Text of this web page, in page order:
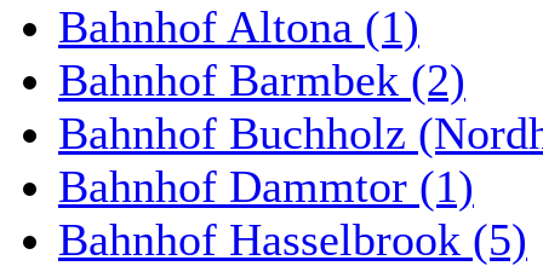
Bahnhof Altona (1)
Bahnhof Barmbek (2)
Bahnhof Buchholz
Bahnhof Dammtor (1)
Bahnhof Hasselbrook (5)